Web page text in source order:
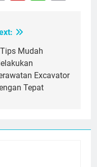
Mudah
Excavator
Tepat